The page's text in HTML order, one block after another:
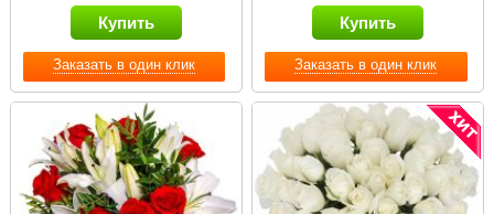
Заказать в один клик
Купить
Заказать в один клик
Купить